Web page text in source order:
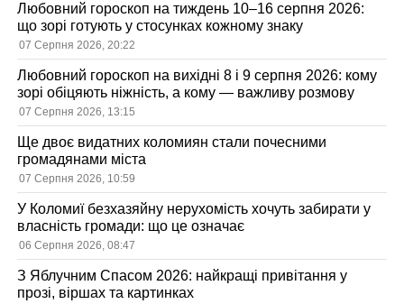
Любовний гороскоп на тиждень 10–16 серпня 2026:
що зорі готують у стосунках кожному знаку
07 Серпня 2026, 20:22
Любовний гороскоп на вихідні 8 і 9 серпня 2026: кому
зорі обіцяють ніжність, а кому — важливу розмову
07 Серпня 2026, 13:15
Ще двоє видатних коломиян стали почесними
громадянами міста
07 Серпня 2026, 10:59
У Коломиї безхазяйну нерухомість хочуть забирати у
власність громади: що це означає
06 Серпня 2026, 08:47
З Яблучним Спасом 2026: найкращі привітання у
прозі, віршах та картинках